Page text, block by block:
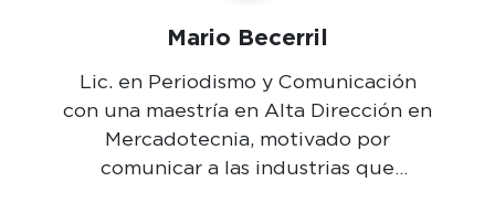
Mario Becerril
Lic. en Periodismo y Comunicación
con una maestría en Alta Dirección en
Mercadotecnia, motivado por
comunicar a las industrias que